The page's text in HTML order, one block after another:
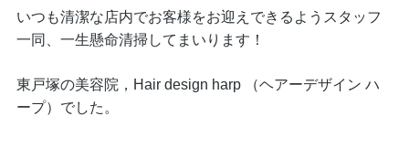
いつも清潔な店内でお客様をお迎えできるようスタッフ
一同、一生懸命清掃してまいります！
東戸塚の美容院，Hair design harp （ヘアーデザイン ハ
ープ）でした。